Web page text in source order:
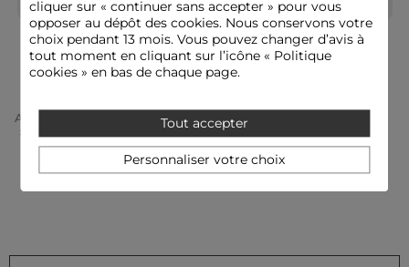
Idées look
La robe fluide et fendue s'accompagne de sandales à talons
pour une allure féminine et sophistiquée.
boucles d'oreilles délicates pour sublimer votre style en toute
modernité.
Conseil entretien
déconseillé. Pour le repassage, il est recommandé de
Robes Robes longues Robes de cérémonie
Robes à bretelles
Accueil Vêtements Femme
Robes Femme
Robes Longues Femme
Robe Longue Rouge Femme
cliquer sur « continuer sans accepter » pour vous
opposer au dépôt des cookies. Nous conservons votre
choix pendant 13 mois. Vous pouvez changer d’avis à
tout moment en cliquant sur l’icône « Politique
cookies » en bas de chaque page.
Tout accepter
Personnaliser votre choix